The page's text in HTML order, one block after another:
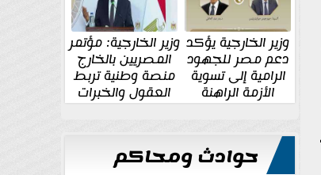
وزير الخارجية يؤكد
دعم مصر للجهود
الرامية إلى تسوية
الأزمة الراهنة
وزير الخارجية: مؤتمر
المصريين بالخارج
منصة وطنية تربط
العقول والخبرات
المصرية بالدولة
حوادث ومحاكم